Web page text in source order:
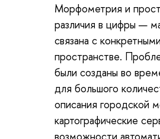
Морфометрия и
различия в цифры —
связана с
пространстве.
были созданы во
для большого
описания городской
картографические